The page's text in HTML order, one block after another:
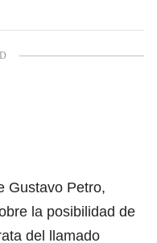
Gustavo Petro,
la posibilidad de
del llamado